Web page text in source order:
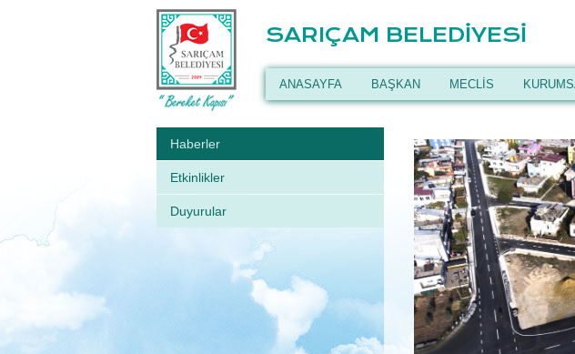
SARIÇAM BELEDİYESİ
ANASAYFA BAŞKAN MECLİS
Haberler
Etkinlikler
Duyurular